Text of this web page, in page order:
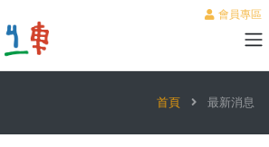
會員專區
首頁 最新消息